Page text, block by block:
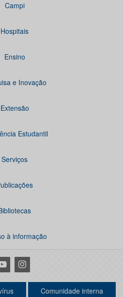
Campi
Hospitais
Ensino
e Inovação
Extensão
Estudantil
Serviços
à informação
Instagram
Comunidade interna